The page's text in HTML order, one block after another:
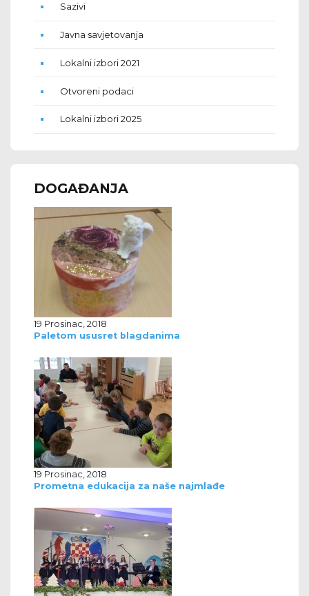
Sazivi
Javna savjetovanja
Lokalni izbori 2021
Otvoreni podaci
Lokalni izbori 2025
DOGAĐANJA
19 Prosinac, 2018
Paletom ususret blagdanima
19 Prosinac, 2018
Prometna edukacija za naše najmlađe